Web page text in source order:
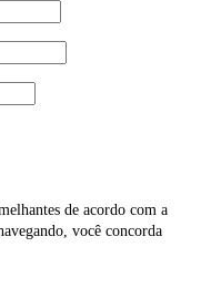
de acordo com a
você concorda